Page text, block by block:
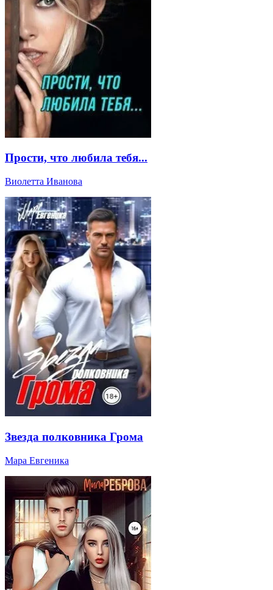
Прости, что любила тебя...
Виолетта Иванова
Звезда полковника Грома
Мара Евгеника